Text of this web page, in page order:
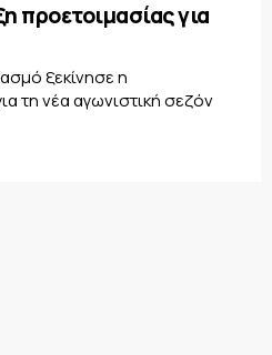
προετοιμασίας για
ξεκίνησε η
τη νέα αγωνιστική σεζόν